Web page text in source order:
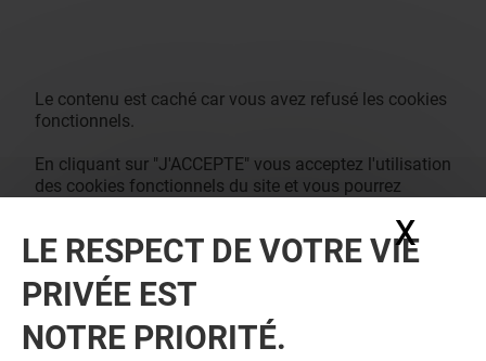
Le contenu est caché car vous avez refusé les cookies
fonctionnels.
En cliquant sur "J'ACCEPTE" vous acceptez l'utilisation
des cookies fonctionnels du site et vous pourrez
moment vos consentements des cookies dans notre
page de management des cookies.
LE RESPECT DE VOTRE VIE
PRIVÉE EST
NOTRE PRIORITÉ.
X